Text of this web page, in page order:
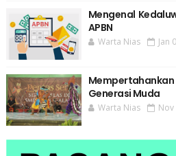
Mengenal
APBN
Warta Nias Jan
Generasi Muda
Warta Nias Nov